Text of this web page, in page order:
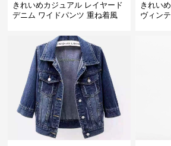
きれいめカジュアル レイヤード
デニム ワイドパンツ 重ね着風
きれい
ヴィン